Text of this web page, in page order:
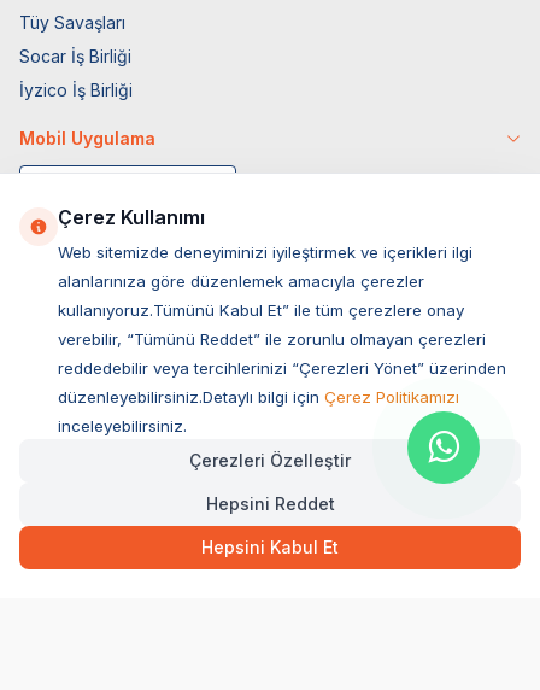
Tüy Savaşları
Socar İş Birliği
İyzico İş Birliği
Mobil Uygulama
Müşteri Hizmetleri
Sıkça Sorulan Sorular
Ovacık Mah. Hacıoğlu Sok. No:13 Başiskele / KOCAELİ
Müşteri Destek Hattı
Çerez Kullanımı
Web sitemizde deneyiminizi iyileştirmek ve içerikleri ilgi
alanlarınıza göre düzenlemek amacıyla çerezler
kullanıyoruz.Tümünü Kabul Et” ile tüm çerezlere onay
verebilir, “Tümünü Reddet” ile zorunlu olmayan çerezleri
reddedebilir veya tercihlerinizi “Çerezleri Yönet” üzerinden
düzenleyebilirsiniz.Detaylı bilgi için Çerez Politikamızı
inceleyebilirsiniz.
Çerezleri Özelleştir
Hepsini Reddet
Hepsini Kabul Et